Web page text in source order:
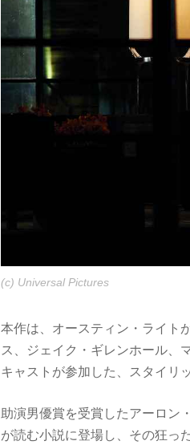
(c) Universal Pictures
本作は、オースティン・ライト
ス、ジェイク・ギレンホール、
キャストが参加した、スタイリ
助演男優賞を受賞したアーロン
が読む小説に登場し、その狂っ